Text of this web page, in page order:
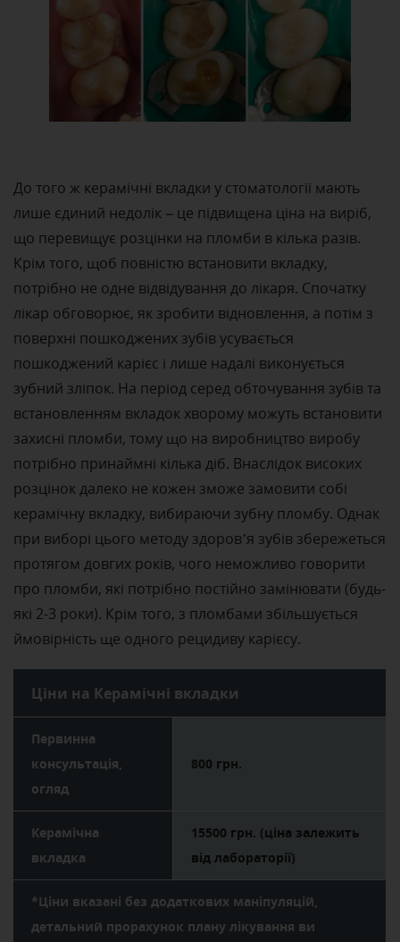
До того ж керамічні вкладки у стоматології мають
лише єдиний недолік – це підвищена ціна на виріб,
що перевищує розцінки на пломби в кілька разів.
Крім того, щоб повністю встановити вкладку,
потрібно не одне відвідування до лікаря. Спочатку
лікар обговорює, як зробити відновлення, а потім з
поверхні пошкоджених зубів усувається
пошкоджений карієс і лише надалі виконується
зубний зліпок. На період серед обточування зубів та
встановленням вкладок хворому можуть встановити
захисні пломби, тому що на виробництво виробу
потрібно принаймні кілька діб. Внаслідок високих
розцінок далеко не кожен зможе замовити собі
керамічну вкладку, вибираючи зубну пломбу. Однак
при виборі цього методу здоров’я зубів збережеться
протягом довгих років, чого неможливо говорити
про пломби, які потрібно постійно замінювати (будь-
які 2-3 роки). Крім того, з пломбами збільшується
ймовірність ще одного рецидиву карієсу.
Ціни на Керамічні вкладки
Первинна
консультація,
огляд
800 грн.
Керамічна
вкладка
15500 грн. (ціна залежить
від лабораторії)
*Ціни вказані без додаткових маніпуляцій,
детальний прорахунок плану лікування ви